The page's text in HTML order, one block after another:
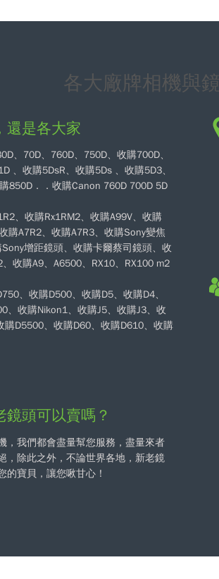
各大廠牌相機與
還是各大家
、70D、760D、750D、收購700D、
、收購5DsR、收購5Ds 、收購5D3、
850D．．收購Canon 760D 700D 5D
、收購Rx1RM2、收購A99V、收購
購A7R2、收購A7R3、收購Sony變焦
增距鏡頭、收購卡爾蔡司鏡頭、收
收購A9、A6500、RX10、RX100 m2
、收購D500、收購D5、收購D4、
、收購Nikon1、收購J5、收購J3、收
D5500、收購D60、收購D610、收購
頭可以賣嗎？
，我們都會盡量幫您服務，盡量來者
，除此之外，不論世界各地，新老鏡
的寶貝，讓您啾甘心！